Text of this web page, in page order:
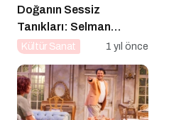
Doğanın Sessiz
Tanıkları: Selman
Uzun’un Sanat Yolculuğu
Kültür Sanat 1 yıl önce